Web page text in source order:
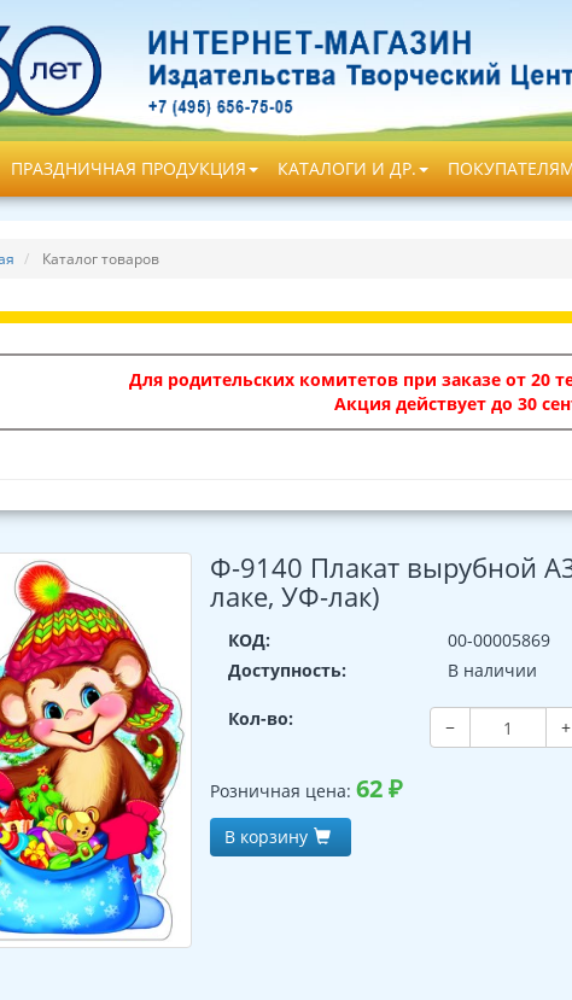
ПРАЗДНИЧНАЯ ПРОДУКЦИЯ КАТАЛОГИ И ДР.
Каталог товаров
Для родительских комитетов при заказе от 20
Акция действует до 30
Ф-9140 Плакат вырубной
лаке, УФ-лак)
КОД:
00-00005869
Доступность:
В наличии
Кол-во: − +
Розничная цена:62₽
В корзину